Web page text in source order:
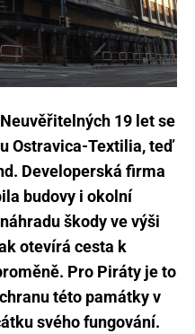
Neuvěřitelných 19 let se
Ostravica-Textilia, teď
Developerská firma
budovy i okolní
škody ve výši
otevírá cesta k
Pro Piráty je to
této památky v
svého fungování.